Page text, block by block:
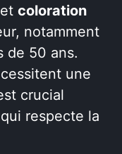
et coloration
notamment
de 50 ans.
une
crucial
respecte la